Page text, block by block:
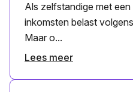
Als zelfstandige met
inkomsten belast
Maar o...
Lees meer